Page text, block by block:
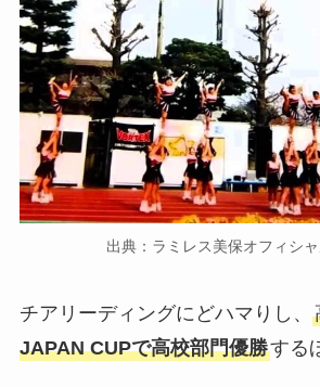
出典：ラミレス美保オフィシ
チアリーディングにどハマりし、
JAPAN CUPで高校部門優勝する